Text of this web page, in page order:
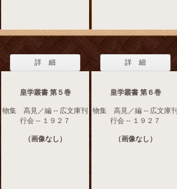
詳 細
皇学叢書 第５巻
物集 高見／編 -- 広文庫刊
行会 -- １９２７
（画像なし）
詳 細
皇学叢書 第６巻
物集 高見／編 -- 広文庫刊
行会 -- １９２７
（画像なし）